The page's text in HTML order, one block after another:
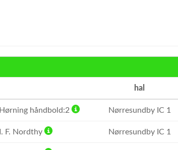
hal
Hørning håndbold:2 Nørresundby IC 1
I. F. Nordthy Nørresundby IC 1